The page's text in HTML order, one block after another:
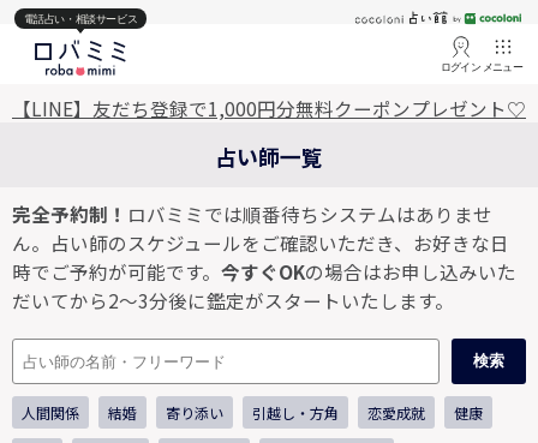
電話占い・相談サービス
ログイン メニュー
【LINE】友だち登録で1,000円分無料クーポンプレゼント♡
占い師一覧
完全予約制！ ロバミミでは順番待ちシステムはありませ
ん。占い師のスケジュールをご確認いただき、お好きな日
時でご予約が可能です。 今すぐOKの場合はお申し込みいた
だいてから2～3分後に鑑定がスタートいたします。
検索
人間関係 結婚 寄り添い 引越し・方角 恋愛成就 健康